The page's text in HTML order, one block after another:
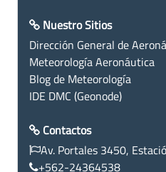
Nuestro Sitios
Dirección General de
Meteorología Aeronáutica
Blog de Meteorología
IDE DMC (Geonode)
Contactos
Av. Portales 3450,
+562-24364538